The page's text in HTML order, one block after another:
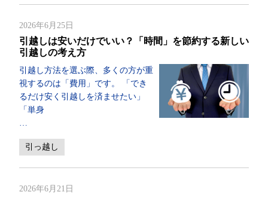
2026年6月25日
引越しは安いだけでいい？「時間」を節約する新しい
引越しの考え方
引越し方法を選ぶ際、多くの方が重
視するのは「費用」です。 「でき
るだけ安く引越しを済ませたい」
「単身
引っ越し
2026年6月21日